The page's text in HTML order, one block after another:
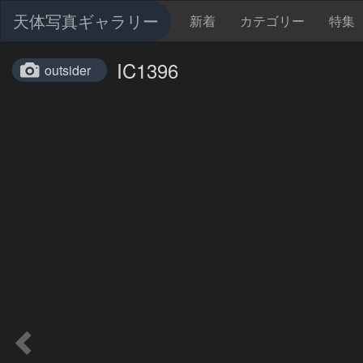
天体写真ギャラリー 新着 カテゴリー 特集
outsider IC1396